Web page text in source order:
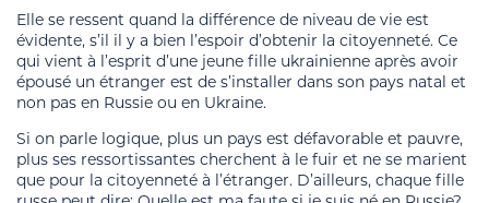
Elle se ressent quand la différence de niveau de vie est
évidente, s’il il y a bien l’espoir d’obtenir la citoyenneté. Ce
qui vient à l’esprit d’une jeune fille ukrainienne après avoir
épousé un étranger est de s’installer dans son pays natal et
non pas en Russie ou en Ukraine.
Si on parle logique, plus un pays est défavorable et pauvre,
plus ses ressortissantes cherchent à le fuir et ne se marient
que pour la citoyenneté à l’étranger. D’ailleurs, chaque fille